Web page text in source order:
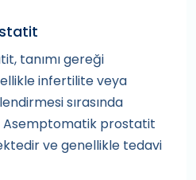
tanımı gereği
infertilite veya
sırasında
Asemptomatik prostatit
ve genellikle tedavi